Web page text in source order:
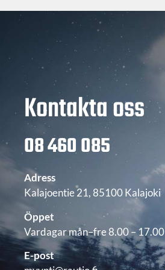
Kontakta oss
08 460 085
Adress
Kalajoentie 21, 85100 Kalajoki
Öppet
Vardagar mån–fre 8.00 – 17.00
E-post